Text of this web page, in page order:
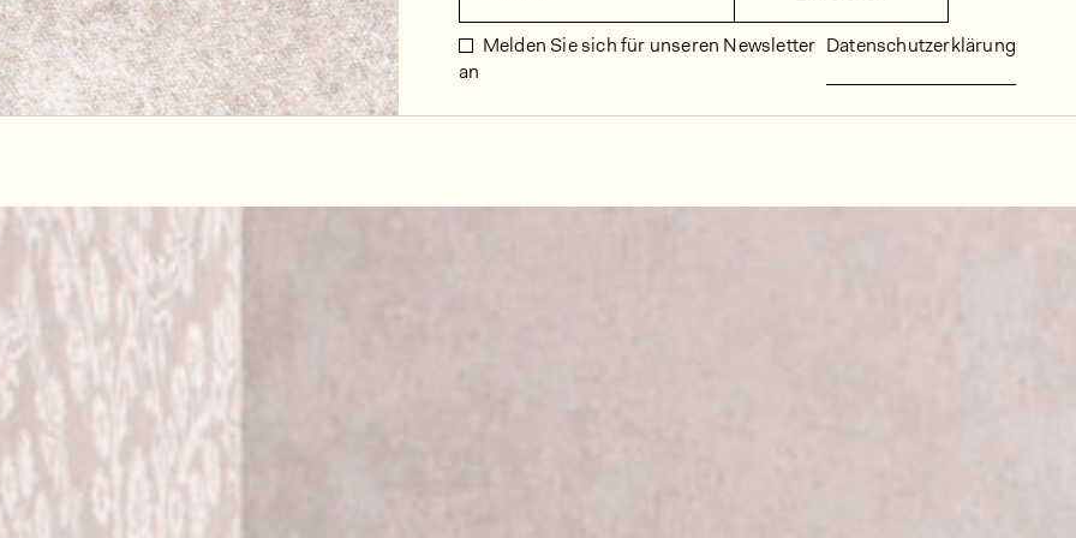
Melden Sie sich für unseren Newsletter
an
Datenschutzerklärung